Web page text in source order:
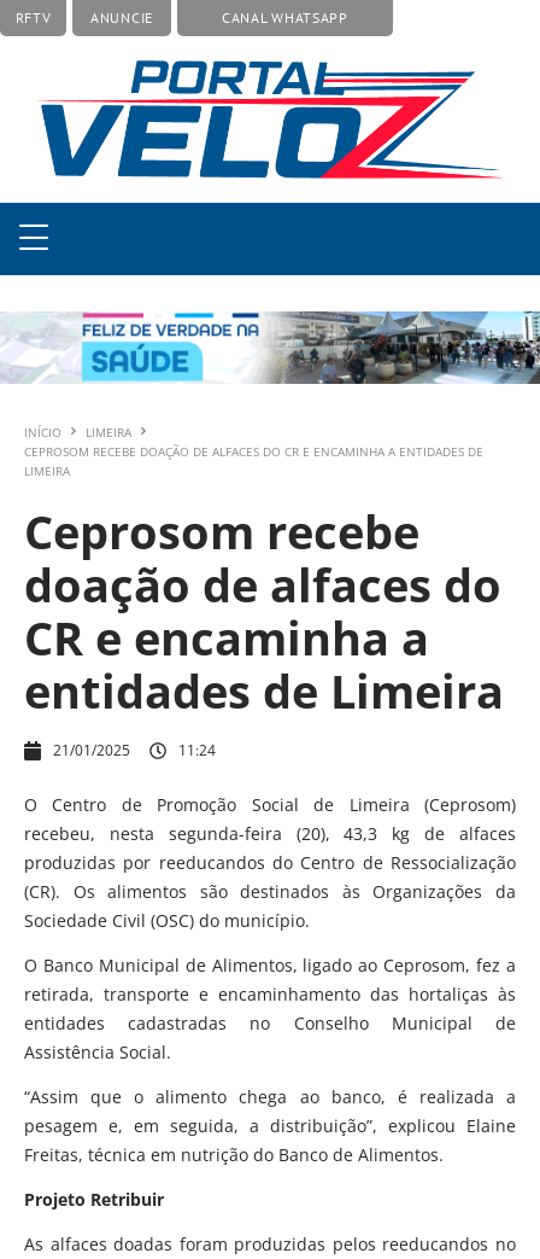
RFTV ANUNCIE CANAL WHATSAPP
INÍCIO
LIMEIRA
CEPROSOM RECEBE DOAÇÃO DE ALFACES DO CR E ENCAMINHA A ENTIDADES DE
LIMEIRA
Ceprosom recebe
doação de alfaces do
CR e encaminha a
entidades de Limeira
21/01/2025 11:24
O Centro de Promoção Social de Limeira (Ceprosom)
recebeu, nesta segunda-feira (20), 43,3 kg de alfaces
produzidas por reeducandos do Centro de Ressocialização
(CR). Os alimentos são destinados às Organizações da
Sociedade Civil (OSC) do município.
O Banco Municipal de Alimentos, ligado ao Ceprosom, fez a
retirada, transporte e encaminhamento das hortaliças às
entidades cadastradas no Conselho Municipal de
Assistência Social.
“Assim que o alimento chega ao banco, é realizada a
pesagem e, em seguida, a distribuição”, explicou Elaine
Freitas, técnica em nutrição do Banco de Alimentos.
Projeto Retribuir
As alfaces doadas foram produzidas pelos reeducandos no